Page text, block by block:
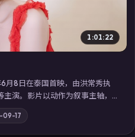
1:01:22
月8日在泰国首映，由洪常秀执
演。影片以动作为叙事主轴，
出抉择；摄影与配乐强化地域
看高清电视剧在线看」延展检
线追剧体验。
17